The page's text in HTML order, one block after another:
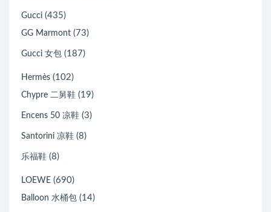
Gucci (435)
GG Marmont (73)
Gucci 女包 (187)
Hermès (102)
Chypre 二舅鞋 (19)
Encens 50 凉鞋 (3)
Santorini 凉鞋 (8)
乐福鞋 (8)
LOEWE (690)
Balloon 水桶包 (14)